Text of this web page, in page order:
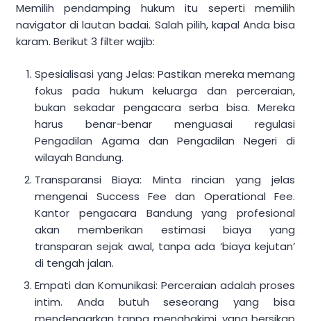
Memilih pendamping hukum itu seperti memilih
navigator di lautan badai. Salah pilih, kapal Anda bisa
karam. Berikut 3 filter wajib:
Spesialisasi yang Jelas: Pastikan mereka memang
fokus pada hukum keluarga dan perceraian,
bukan sekadar pengacara serba bisa. Mereka
harus benar-benar menguasai regulasi
Pengadilan Agama dan Pengadilan Negeri di
wilayah Bandung.
Transparansi Biaya: Minta rincian yang jelas
mengenai Success Fee dan Operational Fee.
Kantor pengacara Bandung yang profesional
akan memberikan estimasi biaya yang
transparan sejak awal, tanpa ada ‘biaya kejutan’
di tengah jalan.
Empati dan Komunikasi: Perceraian adalah proses
intim. Anda butuh seseorang yang bisa